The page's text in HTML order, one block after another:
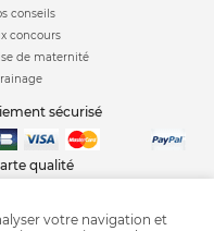
conseils
concours
de maternité
sécurisé
qualité
votre navigation et